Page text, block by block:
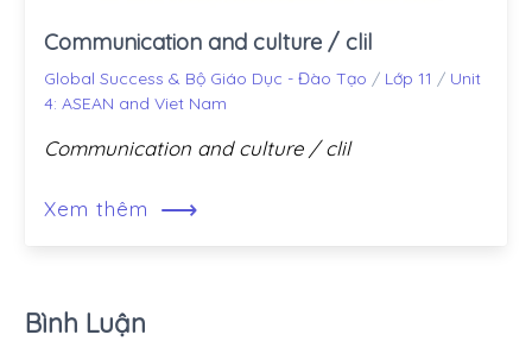
Communication and culture / clil
Global Success & Bộ Giáo Dục - Đào Tạo / Lớp 11 / Unit
4: ASEAN and Viet Nam
Communication and culture / clil
Xem thêm ⟶
Bình Luận